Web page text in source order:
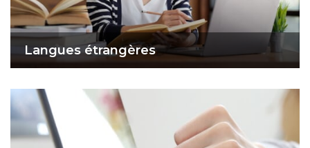
Langues étrangères